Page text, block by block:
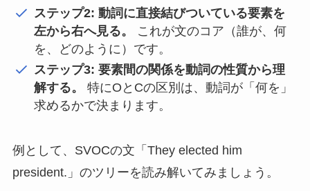
ステップ2: 動詞に直接結びついている要素を
左から右へ見る。
これが文のコア（誰が、何
を、どのように）です。
ステップ3: 要素間の関係を動詞の性質から理
解する。
特にOとCの区別は、動詞が「何を」
求めるかで決まります。
例として、SVOCの文「They elected him
president.」のツリーを読み解いてみましょう。